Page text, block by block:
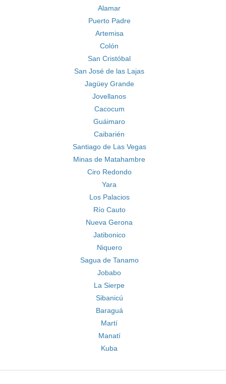
Alamar
Puerto Padre
Artemisa
Colón
San Cristóbal
San José de las Lajas
Jagüey Grande
Jovellanos
Cacocum
Guáimaro
Caibarién
Santiago de Las Vegas
Minas de Matahambre
Ciro Redondo
Yara
Los Palacios
Río Cauto
Nueva Gerona
Jatibonico
Niquero
Sagua de Tanamo
Jobabo
La Sierpe
Sibanicú
Baraguá
Martí
Manatí
Kuba